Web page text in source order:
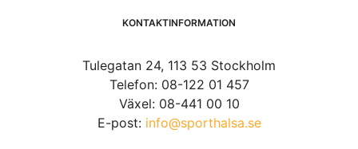
KONTAKTINFORMATION
Tulegatan 24, 113 53 Stockholm
Telefon: 08-122 01 457
Växel: 08-441 00 10
E-post: info@sporthalsa.se